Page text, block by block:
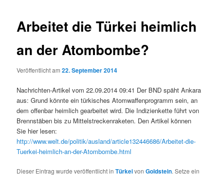
Arbeitet die Türkei heimlich
an der Atombombe?
Veröffentlicht am22. September 2014
Nachrichten-Artikel vom 22.09.2014 09:41 Der BND späht Ankara
aus: Grund könnte ein türkisches Atomwaffenprogramm sein, an
dem offenbar heimlich gearbeitet wird. Die Indizienkette führt von
Brennstäben bis zu Mittelstreckenraketen. Den Artikel können
Sie hier lesen:
http://www.welt.de/politik/ausland/article132446686/Arbeitet-die-
Tuerkei-heimlich-an-der-Atombombe.html
Dieser Eintrag wurde veröffentlicht inTürkeivonGoldstein. Setze ein